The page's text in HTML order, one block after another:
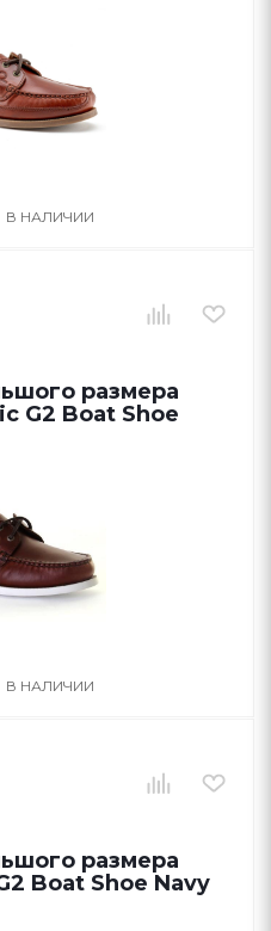
В НАЛИЧИИ
размера
G2 Boat Shoe
В НАЛИЧИИ
размера
Boat Shoe Navy